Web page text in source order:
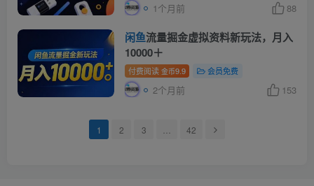
1个月前 88
闲鱼流量掘金虚拟资料新玩法，月入
10000＋
付费阅读 金币9.9 会员免费
2个月前 153
1 2 3 42